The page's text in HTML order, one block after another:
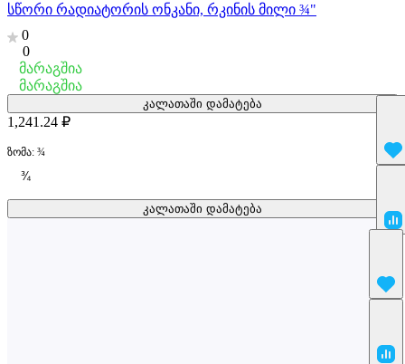
სწორი რადიატორის ონკანი, რკინის მილი ¾"
0
0
მარაგშია
კალათაში დამატება
მარაგშია
კალათაში დამატება
1,241.24 ₽
ზომა: ¾
¾